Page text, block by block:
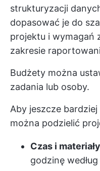
strukturyzacji
dopasować je do
projektu i wymagań
zakresie
Budżety można
zadania lub osoby.
Aby jeszcze
można podzielić
Czas i materiały
godzinę